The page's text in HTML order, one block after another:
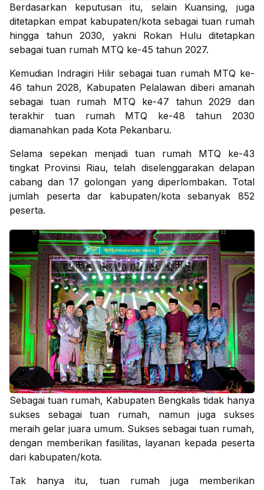
Berdasarkan keputusan itu, selain Kuansing, juga
ditetapkan empat kabupaten/kota sebagai tuan rumah
hingga tahun 2030, yakni Rokan Hulu ditetapkan
sebagai tuan rumah MTQ ke-45 tahun 2027.
Kemudian Indragiri Hilir sebagai tuan rumah MTQ ke-
46 tahun 2028, Kabupaten Pelalawan diberi amanah
sebagai tuan rumah MTQ ke-47 tahun 2029 dan
terakhir tuan rumah MTQ ke-48 tahun 2030
diamanahkan pada Kota Pekanbaru.
Selama sepekan menjadi tuan rumah MTQ ke-43
tingkat Provinsi Riau, telah diselenggarakan delapan
cabang dan 17 golongan yang diperlombakan. Total
jumlah peserta dar kabupaten/kota sebanyak 852
peserta.
Sebagai tuan rumah, Kabupaten Bengkalis tidak hanya
sukses sebagai tuan rumah, namun juga sukses
meraih gelar juara umum. Sukses sebagai tuan rumah,
dengan memberikan fasilitas, layanan kepada peserta
dari kabupaten/kota.
Tak hanya itu, tuan rumah juga memberikan